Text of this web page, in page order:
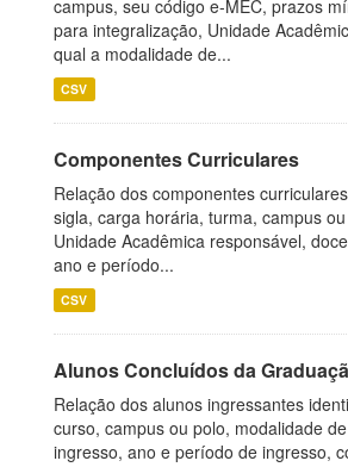
campus, seu código e-MEC, prazos
para integralização, Unidade
qual a modalidade de...
CSV
Componentes Curriculares
Relação dos componentes
sigla, carga horária, turma, campus
Unidade Acadêmica responsável,
ano e período...
CSV
Alunos Concluídos da
Relação dos alunos ingressantes
curso, campus ou polo, modalidade
ingresso, ano e período de ingresso,